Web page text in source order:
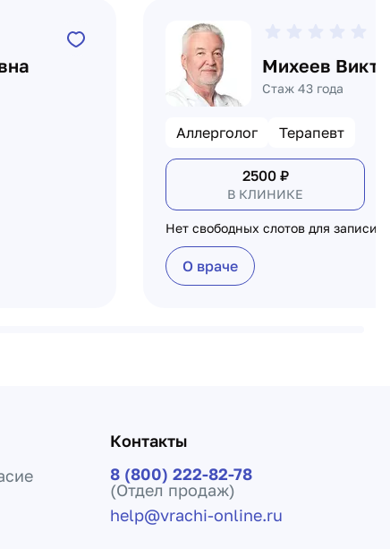
Михеев
Стаж 43 года
Аллерголог Терапевт
2500₽
В КЛИНИКЕ
Нет свободных слотов для записи
О враче
Контакты
8 (800) 222-82-78
(Отдел продаж)
help@vrachi-online.ru